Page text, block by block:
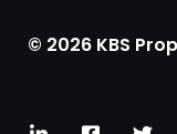
© 2026 KBS